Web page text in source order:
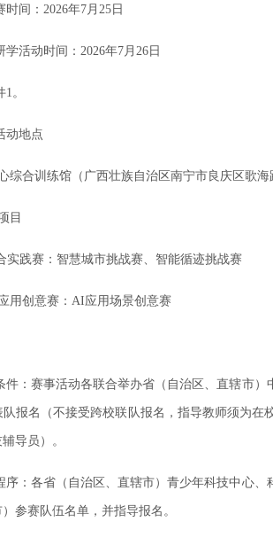
：2026年7月25日
动时间：2026年7月26日
。
地点
训练馆（广西壮族自治区南宁市良庆区歌海
目
赛：智慧城市挑战赛、智能循迹挑战赛
创意赛：AI应用场景创意赛
赛事活动各联合举办省（自治区、直辖市）
报名（不接受跨校联队报名，指导教师须为
导员）。
各省（自治区、直辖市）青少年科技中心、
）参赛队伍名单，并指导报名。